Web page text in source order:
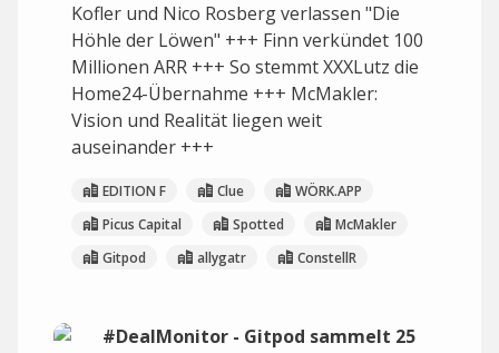
Kofler und Nico Rosberg verlassen "Die
Höhle der Löwen" +++ Finn verkündet 100
Millionen ARR +++ So stemmt XXXLutz die
Home24-Übernahme +++ McMakler:
Vision und Realität liegen weit
auseinander +++
EDITION F Clue
WÖRK.APP
Picus Capital
Spotted
McMakler
Gitpod
allygatr ConstellR